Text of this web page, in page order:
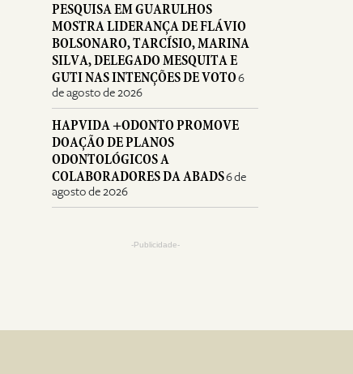
PESQUISA EM GUARULHOS
MOSTRA LIDERANÇA DE FLÁVIO
BOLSONARO, TARCÍSIO, MARINA
SILVA, DELEGADO MESQUITA E
GUTI NAS INTENÇÕES DE VOTO6
de agosto de 2026
HAPVIDA +ODONTO PROMOVE
DOAÇÃO DE PLANOS
ODONTOLÓGICOS A
COLABORADORES DA ABADS6 de
agosto de 2026
-Publicidade-